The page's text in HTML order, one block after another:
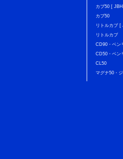
カブ50 [
カブ50
リトルカブ
リトルカブ
CD90・ベン
CD50・ベン
CL50
マグナ50・